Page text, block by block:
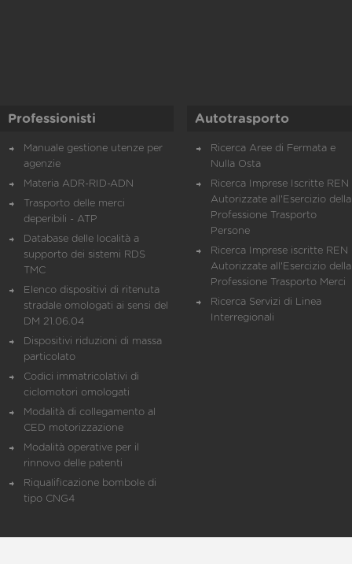
Professionisti
Manuale gestione utenze per
agenzie
Materia ADR-RID-ADN
Trasporto delle merci
deperibili - ATP
Database delle località a
supporto dei sistemi RDS
TMC
Elenco dispositivi di ritenuta
stradale omologati ai sensi del
DM 21.06.04
Dispositivi riduzioni di massa
particolato
Codici immatricolativi di
ciclomotori omologati
Modalità di collegamento al
CED motorizzazione
Modalità operative per il
rinnovo delle patenti
Riqualificazione bombole di
tipo CNG4
Autotrasporto
Ricerca Aree di Fermata e
Nulla Osta
Ricerca Imprese Iscritte REN
Autorizzate all'Esercizio della
Professione Trasporto
Persone
Ricerca Imprese iscritte REN
Autorizzate all'Esercizio della
Professione Trasporto Merci
Ricerca Servizi di Linea
Interregionali